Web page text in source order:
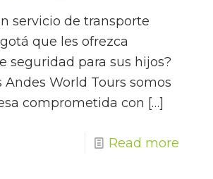
servicio de transporte
que les ofrezca
seguridad para sus hijos?
Andes World Tours somos
comprometida con […]
Read more